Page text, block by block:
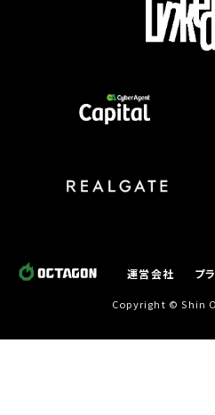
運営会社 プ
Copyright © Shin